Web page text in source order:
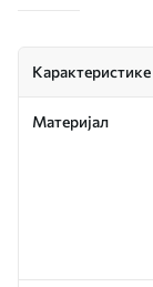
Карактеристике
Материјал